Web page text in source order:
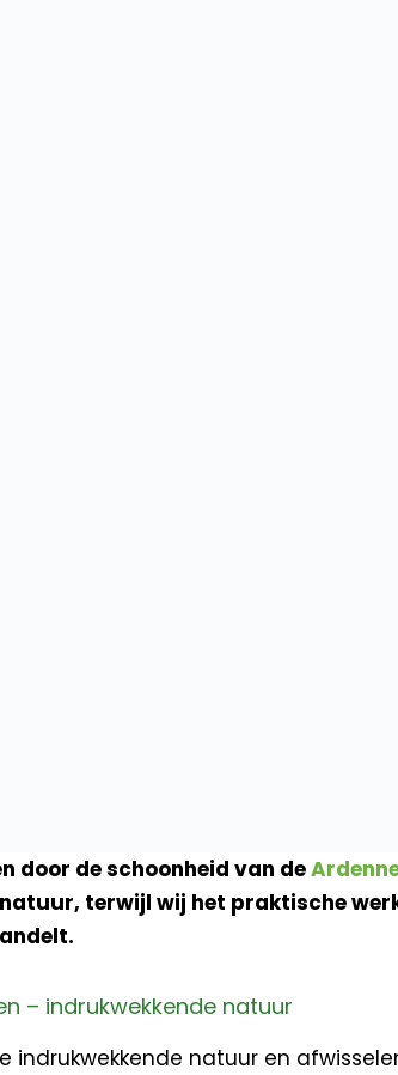
door de schoonheid van de
terwijl wij het praktische
– indrukwekkende natuur
indrukwekkende natuur en